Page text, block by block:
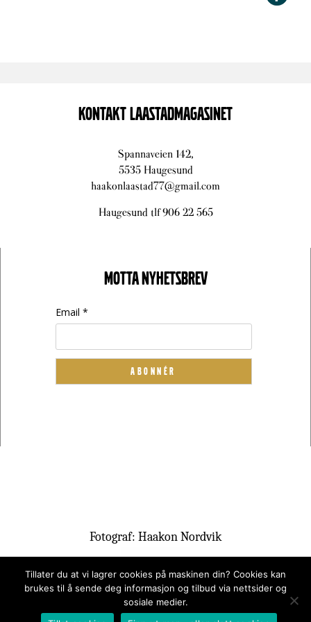
KONTAKT LAASTADMAGASINET
Spannaveien 142,
5535 Haugesund
haakonlaastad77@gmail.com
Haugesund tlf 906 22 565
MOTTA NYHETSBREV
Email *
Fotograf: Haakon Nordvik
Tillater du at vi lagrer cookies på maskinen din? Cookies kan
brukes til å sende deg informasjon og tilbud via nettsider og
sosiale medier.